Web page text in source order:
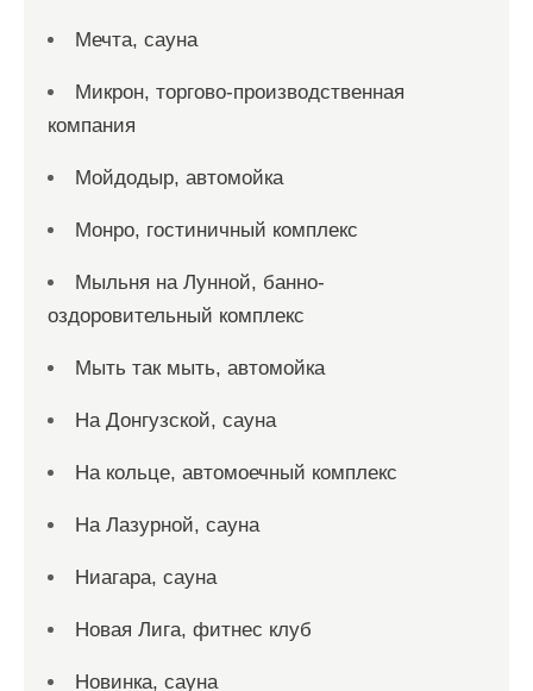
Мечта, сауна
Микрон, торгово-производственная
компания
Мойдодыр, автомойка
Монро, гостиничный комплекс
Мыльня на Лунной, банно-
оздоровительный комплекс
Мыть так мыть, автомойка
На Донгузской, сауна
На кольце, автомоечный комплекс
На Лазурной, сауна
Ниагара, сауна
Новая Лига, фитнес клуб
Новинка, сауна